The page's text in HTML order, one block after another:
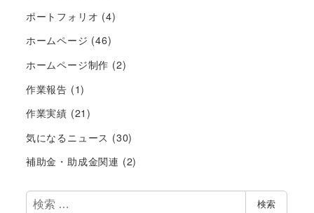
ポートフォリオ (4)
ホームページ (46)
ホームページ制作 (2)
作業報告 (1)
作業実績 (21)
気になるニュース (30)
補助金・助成金関連 (2)
検
検索